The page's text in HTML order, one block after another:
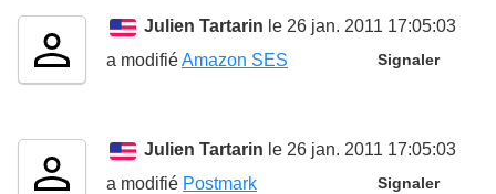
Julien Tartarin le 26 jan. 2011 17:05:03
Signaler
a modifiéAmazon SES
Julien Tartarin le 26 jan. 2011 17:05:03
Signaler
a modifié Postmark